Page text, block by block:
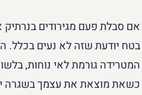
אם סבלת פעם מגירודים
בטח יודעת שזה לא נעים בכלל.
המטרידה גורמת לאי נוחות,
כשאת מוצאת את עצמך בשגרה